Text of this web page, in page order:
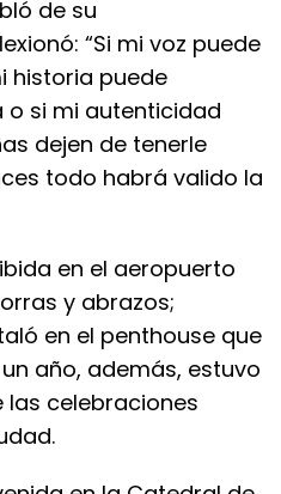
de su
“Si mi voz puede
historia puede
o si mi autenticidad
dejen de tenerle
todo habrá valido la
en el aeropuerto
y abrazos;
en el penthouse que
año, además, estuvo
las celebraciones